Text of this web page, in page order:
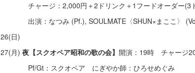
チャージ：2,000円＋2ドリンク＋1フードオーダー(3
出演：なつみ (Pf.), SOULMATE〈SHUN×まここ〉
26(日)
27(月) 夜【スクオペア昭和の歌の会】 開演：19時 チャージ
Pf/Gt：スクオペア にぎやか師：ひろせめぐみ